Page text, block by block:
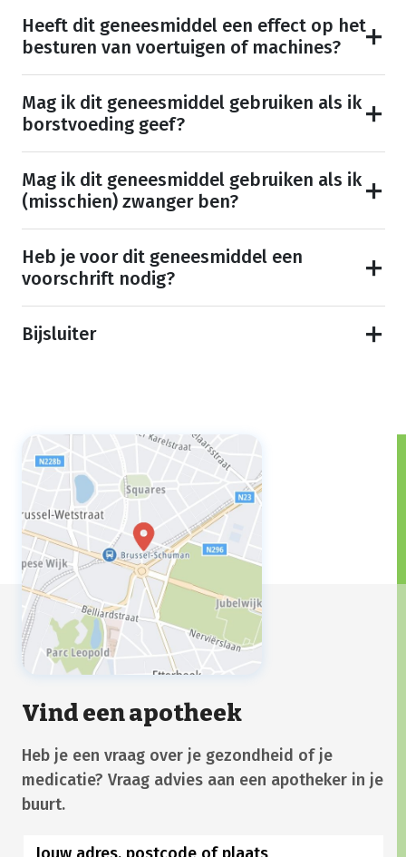
Heeft dit geneesmiddel een effect op het
besturen van voertuigen of machines?
Mag ik dit geneesmiddel gebruiken als ik
borstvoeding geef?
Mag ik dit geneesmiddel gebruiken als ik
(misschien) zwanger ben?
Heb je voor dit geneesmiddel een
voorschrift nodig?
Bijsluiter
Vind een apotheek
Heb je een vraag over je gezondheid of je
medicatie? Vraag advies aan een apotheker in je
buurt.